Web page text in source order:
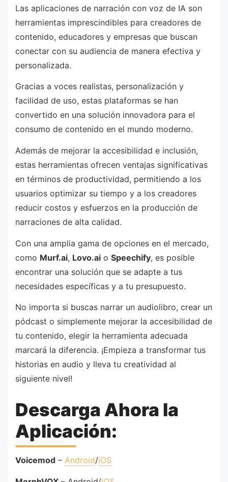
Las aplicaciones de narración con voz de IA son
herramientas imprescindibles para creadores de
contenido, educadores y empresas que buscan
conectar con su audiencia de manera efectiva y
personalizada.
Gracias a voces realistas, personalización y
facilidad de uso, estas plataformas se han
convertido en una solución innovadora para el
consumo de contenido en el mundo moderno.
Además de mejorar la accesibilidad e inclusión,
estas herramientas ofrecen ventajas significativas
en términos de productividad, permitiendo a los
usuarios optimizar su tiempo y a los creadores
reducir costos y esfuerzos en la producción de
narraciones de alta calidad.
Con una amplia gama de opciones en el mercado,
como Murf.ai, Lovo.ai o Speechify, es posible
encontrar una solución que se adapte a tus
necesidades específicas y a tu presupuesto.
No importa si buscas narrar un audiolibro, crear un
pódcast o simplemente mejorar la accesibilidad de
tu contenido, elegir la herramienta adecuada
marcará la diferencia. ¡Empieza a transformar tus
historias en audio y lleva tu creatividad al
siguiente nivel!
Descarga Ahora la
Aplicación:
Voicemod – Android/iOS